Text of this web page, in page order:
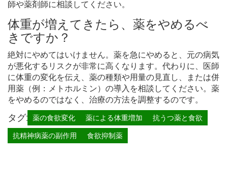
師や薬剤師に相談してください。
体重が増えてきたら、薬をやめるべ
きですか？
絶対にやめてはいけません。薬を急にやめると、元の病気
が悪化するリスクが非常に高くなります。代わりに、医師
に体重の変化を伝え、薬の種類や用量の見直し、または併
用薬（例：メトホルミン）の導入を相談してください。薬
をやめるのではなく、治療の方法を調整するのです。
タグ: 薬の食欲変化 薬による体重増加
抗うつ薬と食欲
抗精神病薬の副作用
食欲抑制薬